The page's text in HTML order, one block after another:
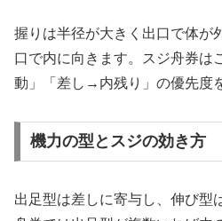
握りは半径が大きく出口で体が
口で内に向きます。スジ舟券
動」「差し→内残り」の優先度
機力の型とスジの効き方
出足型は差しに寄与し、伸び型